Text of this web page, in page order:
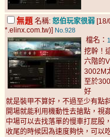
無題 名稱: 怒伯玩家很弱
*.elinx.com.tw)] No.928
檔名：
挖幹！
六階的
3002M
至於
好
就是裝甲不算好，不過至少有點
開場就能利用機動性去搶點，視
中場可以去找落單的慢車打屁股
收尾的時候因為速度夠快，可以